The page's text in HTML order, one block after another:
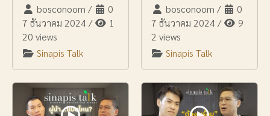
bosconoom /
0
7 ธันวาคม 2024/
1
20 views
Sinapis Talk
bosconoom /
0
7 ธันวาคม 2024/
9
2 views
Sinapis Talk